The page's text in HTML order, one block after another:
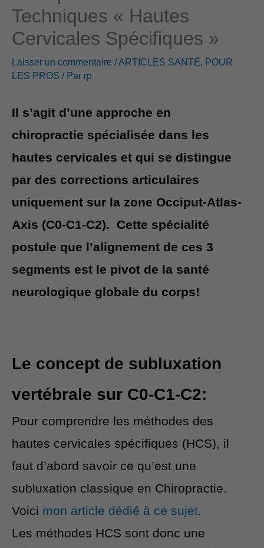
r
e
Techniques « Hautes
Cervicales Spécifiques »
Laisser un commentaire /ARTICLES SANTÉ, POUR
LES PROS / Par rp
Il s’agit d’une approche en
chiropractie spécialisée dans les
hautes cervicales et qui se distingue
par des corrections articulaires
uniquement sur la zone Occiput-Atlas-
Axis (C0-C1-C2). Cette spécialité
postule que l’alignement de ces 3
segments est le pivot de la santé
neurologique globale du corps!
Le concept de subluxation
vertébrale sur C0-C1-C2:
Pour comprendre les méthodes des
hautes cervicales spécifiques (HCS), il
faut d’abord savoir ce qu’est une
subluxation classique en Chiropractie.
Voici mon article dédié à ce sujet.
Les méthodes HCS sont donc une